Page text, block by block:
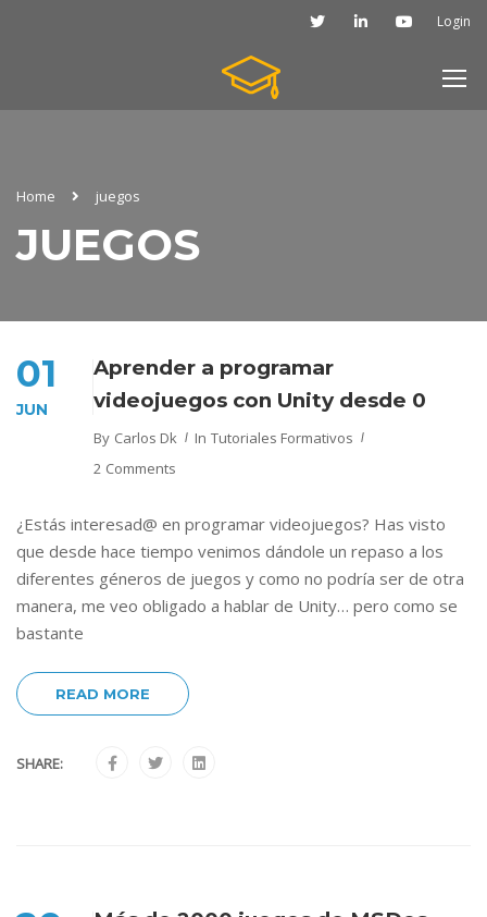
Login
Home juegos
JUEGOS
01
JUN
Aprender a programar
videojuegos con Unity desde 0
By Carlos Dk In Tutoriales Formativos
2 Comments
¿Estás interesad@ en programar videojuegos? Has visto
que desde hace tiempo venimos dándole un repaso a los
diferentes géneros de juegos y como no podría ser de otra
manera, me veo obligado a hablar de Unity… pero como se
bastante
READ MORE
SHARE: